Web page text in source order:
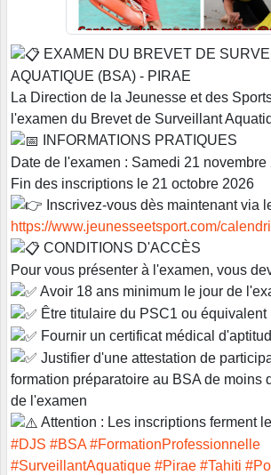
EXAMEN DU BREVET DE
AQUATIQUE (BSA) - PIRAE
La Direction de la Jeunesse et des
l'examen du Brevet de Surveillant
INFORMATIONS PRATIQUES
Date de l'examen : Samedi 21 novembre
Fin des inscriptions le 21 octobre 2026
Inscrivez-vous dès maintenant via
https://www.jeunesseetsport.com/
CONDITIONS D'ACCÈS
Pour vous présenter à l'examen, vous
Avoir 18 ans minimum le jour de
Être titulaire du PSC1 ou équivalent
Fournir un certificat médical
Justifier d'une attestation de
formation préparatoire au BSA de moins
de l'examen
Attention : Les inscriptions ferment
#DJS #BSA #FormationProfessionnelle
#SurveillantAquatique #Pirae #Tahiti